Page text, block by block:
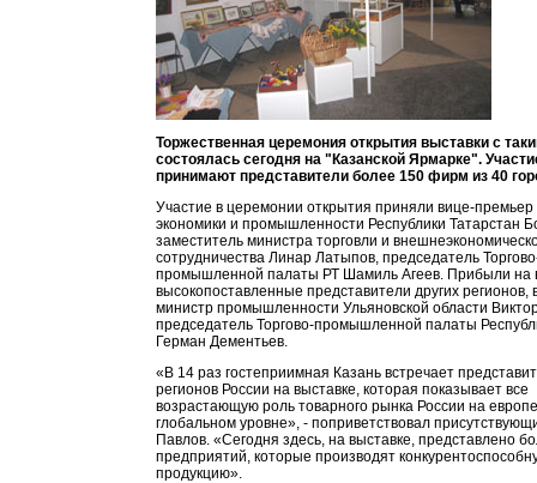
Торжественная церемония открытия выставки с
состоялась сегодня на "Казанской Ярмарке".
принимают представители более 150 фирм из 40
Участие в церемонии открытия приняли вице-премьер
экономики и промышленности Республики Татарстан
заместитель министра торговли и
сотрудничества Линар Латыпов, председатель
промышленной палаты РТ Шамиль Агеев. Прибыли на
высокопоставленные представители других регионов,
министр промышленности Ульяновской области
председатель Торгово-промышленной палаты
Герман Дементьев.
«В 14 раз гостеприимная Казань встречает
регионов России на выставке, которая показывает все
возрастающую роль товарного рынка России на
глобальном уровне», - поприветствовал
Павлов. «Сегодня здесь, на выставке, представлено
предприятий, которые производят
продукцию».